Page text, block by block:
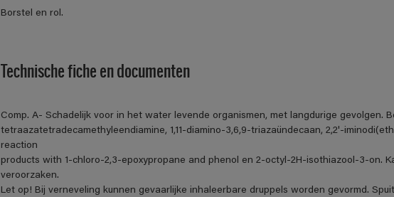
Borstel en rol.
Technische fiche en documenten
Comp. A- Schadelijk voor in het water levende organismen, met langdurige gevolgen.
tetraazatetradecamethyleendiamine, 1,11-diamino-3,6,9-triazaündecaan, 2,2'-
reaction
products with 1-chloro-2,3-epoxypropane and phenol en 2-octyl-2H-isothiazool-3-on.
veroorzaken.
Let op! Bij verneveling kunnen gevaarlijke inhaleerbare druppels worden gevormd.